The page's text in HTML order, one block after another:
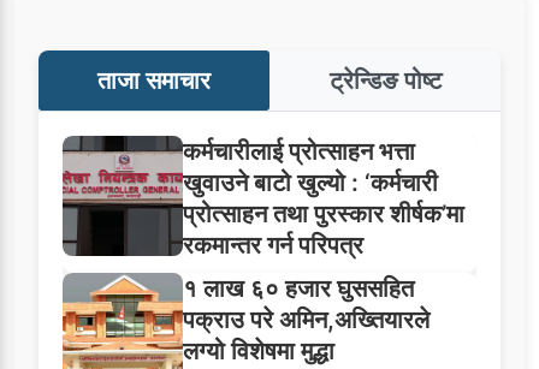
ताजा समाचार ट्रेन्डिङ पोष्ट
कर्मचारीलाई प्रोत्साहन भत्ता
खुवाउने बाटो खुल्यो : ‘कर्मचारी
प्रोत्साहन तथा पुरस्कार शीर्षक’मा
रकमान्तर गर्न परिपत्र
१ लाख ६० हजार घुससहित
पक्राउ परे अमिन,अख्तियारले
लग्यो विशेषमा मुद्धा